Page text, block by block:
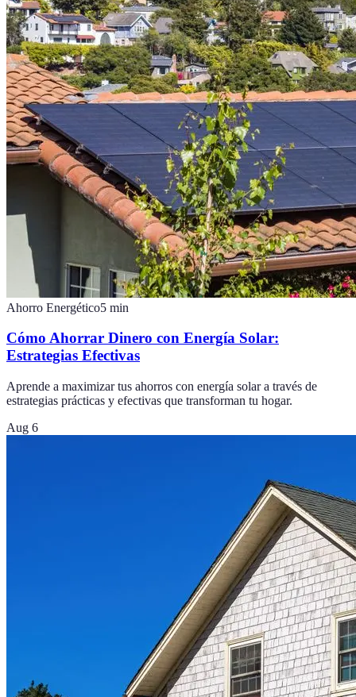
Ahorro Energético5 min
Cómo Ahorrar Dinero con Energía Solar:
Estrategias Efectivas
Aprende a maximizar tus ahorros con energía solar a través de
estrategias prácticas y efectivas que transforman tu hogar.
Aug 6